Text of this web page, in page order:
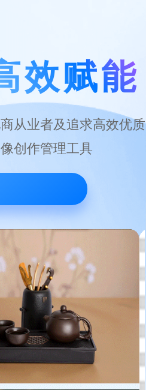
效赋能
从业者及追求高效优质
创作管理工具